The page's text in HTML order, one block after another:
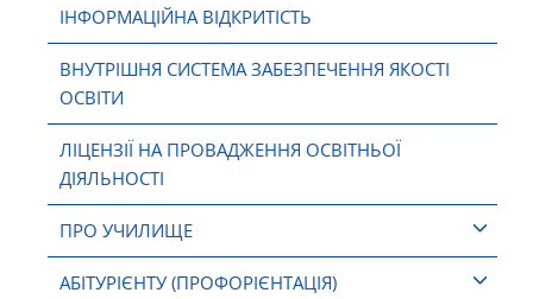
ІНФОРМАЦІЙНА ВІДКРИТІСТЬ
ВНУТРІШНЯ СИСТЕМА ЗАБЕЗПЕЧЕННЯ ЯКОСТІ
ОСВІТИ
ЛІЦЕНЗІЇ НА ПРОВАДЖЕННЯ ОСВІТНЬОЇ
ДІЯЛЬНОСТІ
ПРО УЧИЛИЩЕ
АБІТУРІЄНТУ (ПРОФОРІЄНТАЦІЯ)